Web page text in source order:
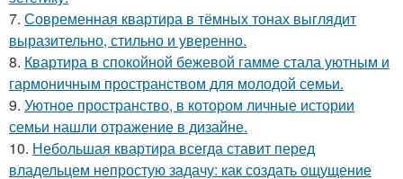
7. Современная квартира в тёмных тонах выглядит
выразительно, стильно и уверенно.
8. Квартира в спокойной бежевой гамме стала уютным и
гармоничным пространством для молодой семьи.
9. Уютное пространство, в котором личные истории
семьи нашли отражение в дизайне.
10. Небольшая квартира всегда ставит перед
владельцем непростую задачу: как создать ощущение